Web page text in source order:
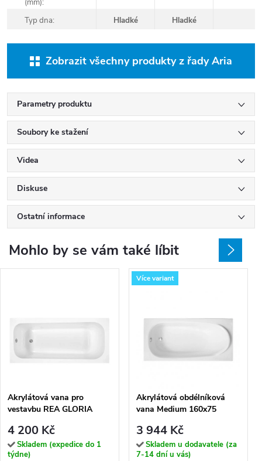
Typ dna:
Hladké Hladké
Zobrazit všechny produkty z řady Aria
Parametry produktu
Soubory ke stažení
Videa
Diskuse
Ostatní informace
Mohlo by se vám také líbit
Akrylátová vana pro
vestavbu REA GLORIA
4 200 Kč
Skladem (expedice do 1
týdne)
Více variant
Akrylátová obdélníková
vana Medium 160x75
3 944 Kč
Skladem u dodavatele (za
7-14 dní u vás)